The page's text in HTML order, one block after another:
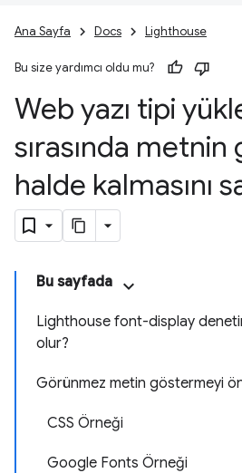
Ana Sayfa Docs Lighthouse
Bu size yardımcı oldu mu?
Web yazı tipi
sırasında
halde kalmasını
Bu sayfada
Lighthouse font-display
olur?
Görünmez metin göstermeyi
CSS Örneği
Google Fonts Örneği